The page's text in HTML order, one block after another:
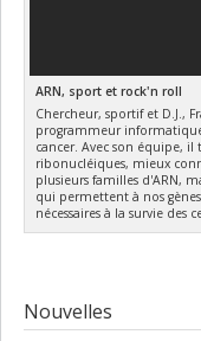
ARN, sport et rock'n roll
Chercheur, sportif et D.J.,
programmeur
cancer. Avec son équipe, il
ribonucléiques, mieux
plusieurs familles d'ARN,
qui permettent à nos
nécessaires à la survie des
Nouvelles